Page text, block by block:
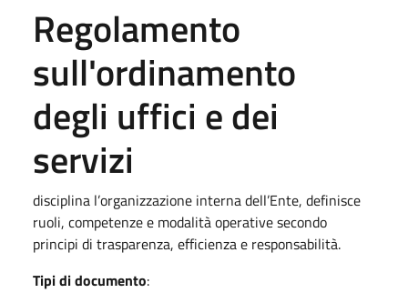
Regolamento
sull'ordinamento
degli uffici e dei
servizi
disciplina l’organizzazione interna dell’Ente, definisce
ruoli, competenze e modalità operative secondo
principi di trasparenza, efficienza e responsabilità.
Tipi di documento: